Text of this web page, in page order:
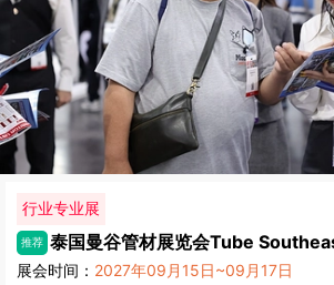
行业专业展
推荐 泰国曼谷管材展览会Tube
展会时间： 2027年09月15日~09月17日